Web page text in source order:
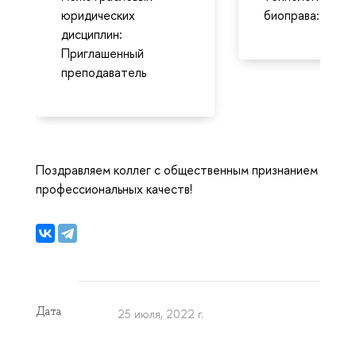
юридических
дисциплин:
Приглашенный
преподаватель
биоправа:
Поздравляем коллег с общественным признанием
профессиональных качеств!
Дата 25 июля, 2022 г.